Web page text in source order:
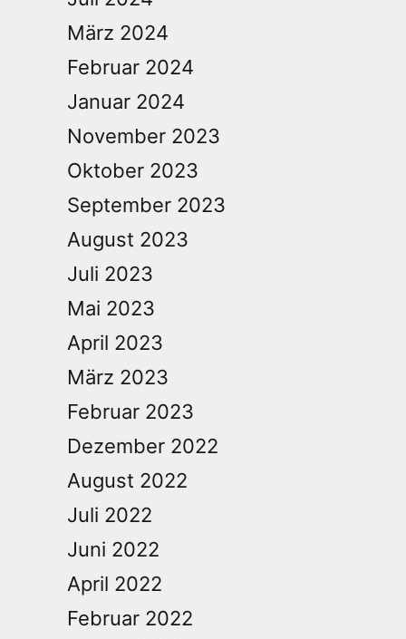
März 2024
Februar 2024
Januar 2024
November 2023
Oktober 2023
September 2023
August 2023
Juli 2023
Mai 2023
April 2023
März 2023
Februar 2023
Dezember 2022
August 2022
Juli 2022
Juni 2022
April 2022
Februar 2022